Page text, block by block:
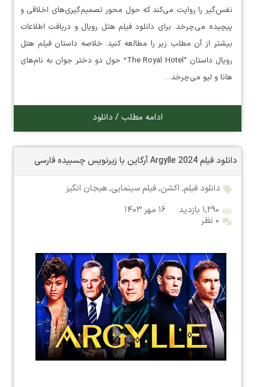
نفس‌گیر را روایت می‌کند که حول محور تصمیم‌گیری‌های اخلاقی و
پیچیده می‌چرخد. برای دانلود فیلم هتل رویال و دریافت اطلاعات
بیشتر از آن مطلب زیر را مطالعه کنید. خلاصه داستان فیلم هتل
رویال داستان “The Royal Hotel” حول دو دختر جوان به نام‌های
هانا و لیو می‌چرخد…
ادامه مطلب / دانلود
دانلود فیلم Argylle 2024 آرگاین با زیرنویس چسبیده فارسی
دانلود فیلم, اکشن,فیلم سینمایی,هیجان انگیز
۱,۲۹۰ بازدید
۱۶ مهر ۱۴۰۳
۰ نظر